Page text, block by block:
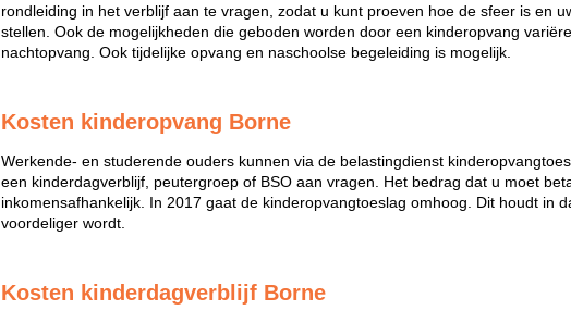
rondleiding in het verblijf aan te vragen, zodat u kunt proeven hoe de sfeer is en
stellen. Ook de mogelijkheden die geboden worden door een kinderopvang
nachtopvang. Ook tijdelijke opvang en naschoolse begeleiding is mogelijk.
Kosten kinderopvang Borne
Werkende- en studerende ouders kunnen via de belastingdienst
een kinderdagverblijf, peutergroep of BSO aan vragen. Het bedrag dat u moet
inkomensafhankelijk. In 2017 gaat de kinderopvangtoeslag omhoog. Dit houdt in
voordeliger wordt.
Kosten kinderdagverblijf Borne